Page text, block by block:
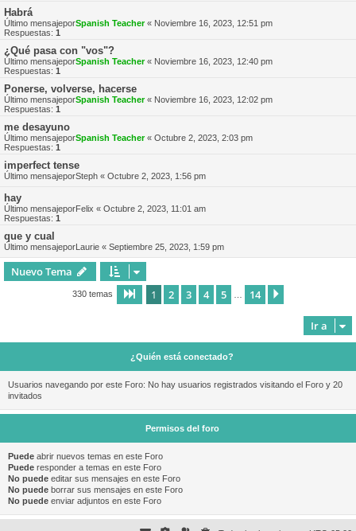
Habrá
Último mensajeporSpanish Teacher« Noviembre 16, 2023, 12:51 pm
Respuestas: 1
¿Qué pasa con "vos"?
Último mensajeporSpanish Teacher« Noviembre 16, 2023, 12:40 pm
Respuestas: 1
Ponerse, volverse, hacerse
Último mensajeporSpanish Teacher« Noviembre 16, 2023, 12:02 pm
Respuestas: 1
me desayuno
Último mensajeporSpanish Teacher« Octubre 2, 2023, 2:03 pm
Respuestas: 1
imperfect tense
Último mensajeporSteph « Octubre 2, 2023, 1:56 pm
hay
Último mensajeporFelix « Octubre 2, 2023, 11:01 am
Respuestas: 1
que y cual
Último mensajeporLaurie « Septiembre 25, 2023, 1:59 pm
Nuevo Tema
330 temas Página de 14
1 2 3 4 5 14
Ir a
¿Quién está conectado?
Usuarios navegando por este Foro: No hay usuarios registrados visitando el Foro y 20
invitados
Permisos del foro
Puede abrir nuevos temas en este Foro
Puede responder a temas en este Foro
No puede editar sus mensajes en este Foro
No puede borrar sus mensajes en este Foro
No puede enviar adjuntos en este Foro